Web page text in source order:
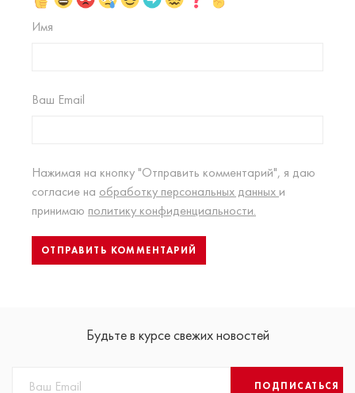
Имя
Ваш Email
Нажимая на кнопку "Отправить комментарий", я даю
согласие на обработку персональных данных и
принимаю политику конфиденциальности.
Будьте в курсе свежих новостей
ПОДПИСАТЬСЯ